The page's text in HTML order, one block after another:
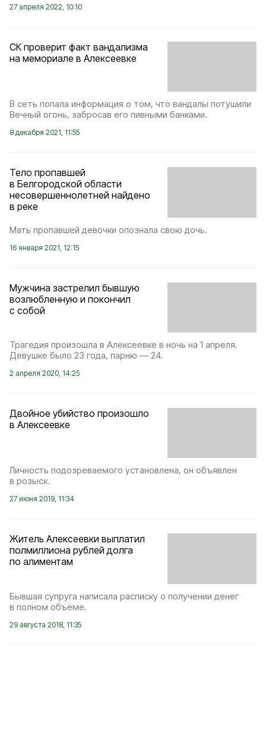
27 апреля 2022, 10:10
СК проверит факт вандализма
на мемориале в Алексеевке
В сеть попала информация о том, что вандалы потушили
Вечный огонь, забросав его пивными банками.
8 декабря 2021, 11:55
Тело пропавшей
в Белгородской области
несовершеннолетней найдено
в реке
Мать пропавшей девочки опознала свою дочь.
16 января 2021, 12:15
Мужчина застрелил бывшую
возлюбленную и покончил
с собой
Трагедия произошла в Алексеевке в ночь на 1 апреля.
Девушке было 23 года, парню — 24.
2 апреля 2020, 14:25
Двойное убийство произошло
в Алексеевке
Личность подозреваемого установлена, он объявлен
в розыск.
27 июня 2019, 11:34
Житель Алексеевки выплатил
полмиллиона рублей долга
по алиментам
Бывшая супруга написала расписку о получении денег
в полном объёме.
29 августа 2018, 11:35